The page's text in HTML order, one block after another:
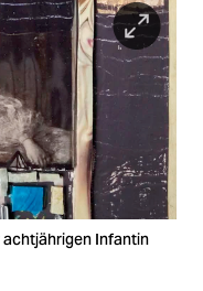
achtjährigen Infantin